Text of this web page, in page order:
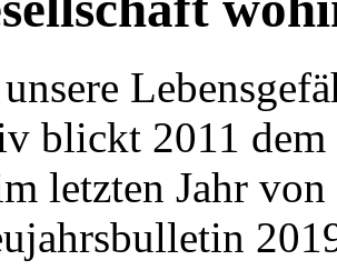
unsere
blickt 2011
letzten Jahr